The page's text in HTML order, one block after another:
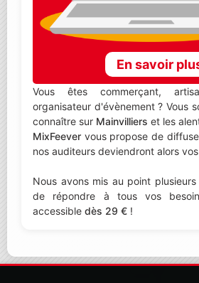
En savoir
Vous êtes commerçant,
organisateur d'évènement ? Vous
connaître sur Mainvilliers et les
MixFeever vous propose de
nos auditeurs deviendront alors
Nous avons mis au point
de répondre à tous vos
accessible dès 29 € !